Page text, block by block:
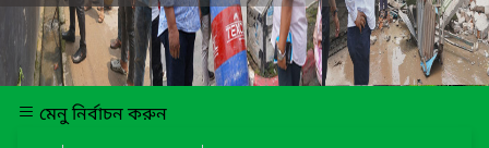
মেনু নির্বাচন করুন